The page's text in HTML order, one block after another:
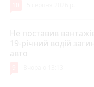
Не поставив
19-річний водій
авто